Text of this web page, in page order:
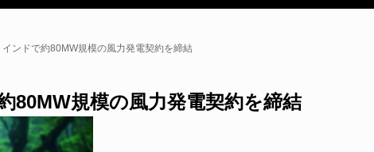
ンドで約80MW規模の風力発電契約を締結
80MW規模の風力発電契約を締結